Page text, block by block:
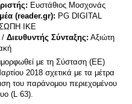
Ευστάθιος Μοσχονάς
(reader.gr): PG DIGITAL
ΙΚΕ
/ Διευθυντής Σύνταξης: Αξιώτη
με τη Σύσταση (ΕΕ)
2018 σχετικά με τα μέτρα
του παράνομου περιεχομένου
(L 63).